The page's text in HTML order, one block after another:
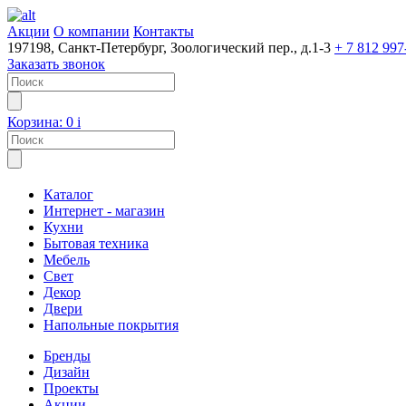
Акции О компании Контакты
197198, Санкт-Петербург, Зоологический пер., д.1-3 + 7 812
Заказать звонок
Корзина: 0 i
Каталог
Интернет - магазин
Кухни
Бытовая техника
Мебель
Свет
Декор
Двери
Напольные покрытия
Бренды
Дизайн
Проекты